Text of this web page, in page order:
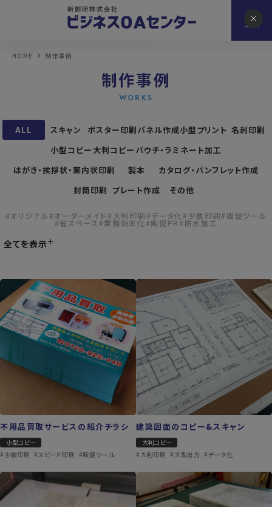
HOME 制作事例
制作事例
WORKS
ALL スキャン ポスター印刷パネル作成小型プリント 名刺印刷
小型コピー 大判コピー パウチ・ラミネート加工
はがき・挨拶状・案内状印刷
製本
カタログ・パンフレット作成
封筒印刷 プレート作成 その他
#オリジナル #オーダーメイド #大判印刷 #データ化#少数印刷#販促ツール
#省スペース #業務効率化#販促PR#防水加工
全てを表示
不用品買取サービスの紹介チラシ
小型コピー
#少数印刷 #スピード印刷 #販促ツール
建築図面のコピー&スキャン
大判コピー
#大判印刷 #大型出力 #データ化